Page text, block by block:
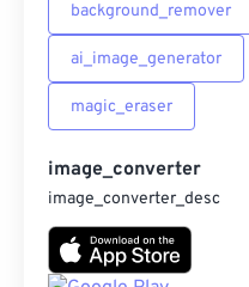
background_remover
ai_image_generator
magic_eraser
image_converter
image_converter_desc